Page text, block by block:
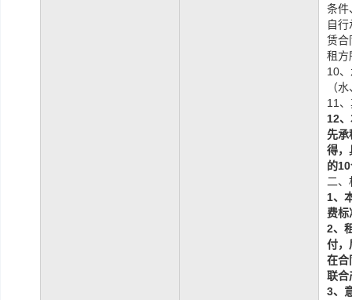
条件
自
赁合
租方
10
（
11
12
先承
得，
的10
二
1、
费标
2、
付，
在合
联合
3、